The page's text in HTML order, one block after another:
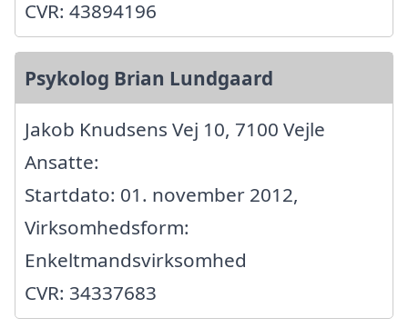
CVR: 43894196
Psykolog Brian Lundgaard
Jakob Knudsens Vej 10, 7100 Vejle
Ansatte:
Startdato: 01. november 2012,
Virksomhedsform:
Enkeltmandsvirksomhed
CVR: 34337683